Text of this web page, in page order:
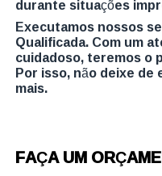
durante situações
Executamos nossos
Qualificada. Com um
cuidadoso, teremos o
Por isso, não deixe
mais.
FAÇA UM